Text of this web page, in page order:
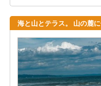
海と山とテラス。 山の麓